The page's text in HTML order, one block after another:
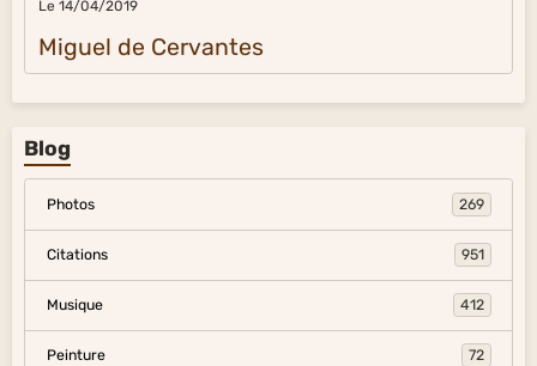
Le 14/04/2019
Miguel de Cervantes
Blog
Photos 269
Citations 951
Musique 412
Peinture 72